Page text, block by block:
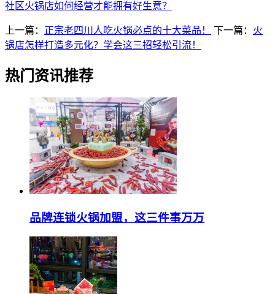
社区火锅店如何经营才能拥有好生意？
上一篇： 正宗老四川人吃火锅必点的十大菜品！ 下一篇： 火
锅店怎样打造多元化？学会这三招轻松引流！
热门资讯推荐
品牌连锁火锅加盟，这三件事万万